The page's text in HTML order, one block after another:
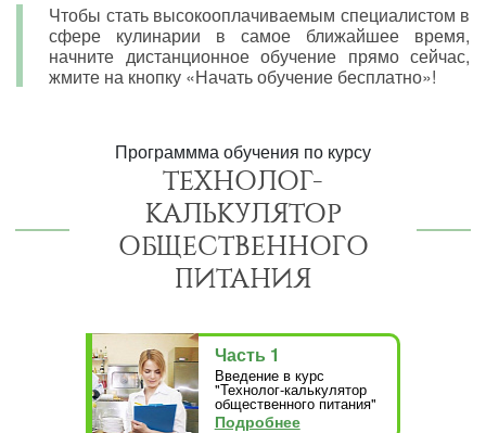
Чтобы стать высокооплачиваемым специалистом в
сфере кулинарии в самое ближайшее время,
начните дистанционное обучение прямо сейчас,
жмите на кнопку «Начать обучение бесплатно»!
Программма обучения по курсу
ТЕХНОЛОГ-
КАЛЬКУЛЯТОР
ОБЩЕСТВЕННОГО
ПИТАНИЯ
Часть 1
Введение в курс
"Технолог-калькулятор
общественного питания"
Подробнее